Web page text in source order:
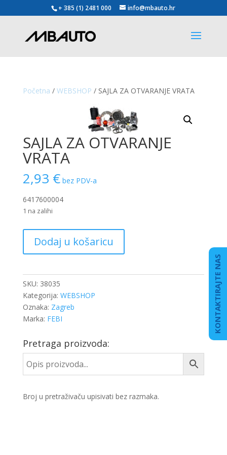
+ 385 (1) 2481 000 info@mbauto.hr
Početna / WEBSHOP / SAJLA ZA OTVARANJE VRATA
SAJLA ZA OTVARANJE
VRATA
2,93 € bez PDV-a
6417600004
1 na zalihi
OTVARANJE
količina
Dodaj u košaricu
SKU: 38035
Kategorija: WEBSHOP
Oznaka: Zagreb
Marka: FEBI
Pretraga proizvoda:
Broj u pretraživaču upisivati bez razmaka.
KONTAKTIRAJTE NAS